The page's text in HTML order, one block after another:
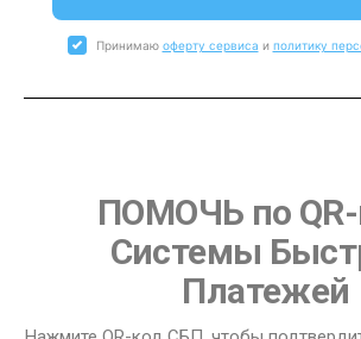
Принимаю оферту сервиса и политику
ПОМОЧЬ по
Системы
Платежей